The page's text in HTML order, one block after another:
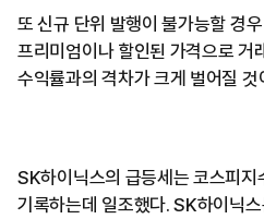
또 신규 단위 발행이 불가능할 경
프리미엄이나 할인된 가격으로 거
수익률과의 격차가 크게 벌어질 것
SK하이닉스의 급등세는 코스피지
기록하는데 일조했다. SK하이닉